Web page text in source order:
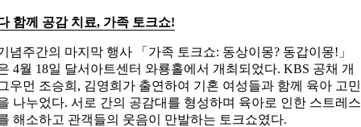
함께 공감 치료, 가족 토크쇼!
념주간의 마지막 행사 「가족 토크쇼: 동상이몽? 동갑이몽!」
4월 18일 달서아트센터 와룡홀에서 개최되었다. KBS 공채 개
우먼 조승희, 김영희가 출연하여 기혼 여성들과 함께 육아 고민
나누었다. 서로 간의 공감대를 형성하며 육아로 인한 스트레스
해소하고 관객들의 웃음이 만발하는 토크쇼였다.